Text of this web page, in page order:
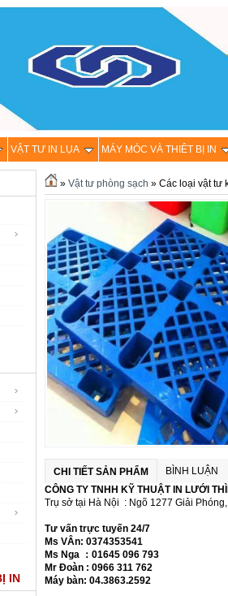
VẬT TƯ IN LỤA MÁY MÓC VÀ THIÊT BỊ IN
IN
» Vật tư phòng sạch » Các loại vật tư
CHI TIẾT SẢN PHẨM
BÌNH LUẬN
CÔNG TY TNHH KỸ THUẬT IN LƯỚI
Trụ sở tại Hà Nội : Ngõ 1277 Giải
Tư vấn trực tuyến 24/7
Ms VÂn: 0374353541
Ms Nga ： 01645 096 793
Mr Đoàn : 0966 311 762
Máy bàn: 04.3863.2592